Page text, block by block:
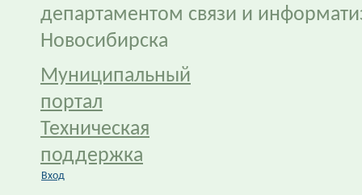
департаментом связи и
Новосибирска
Муниципальный
портал
Техническая
поддержка
Вход